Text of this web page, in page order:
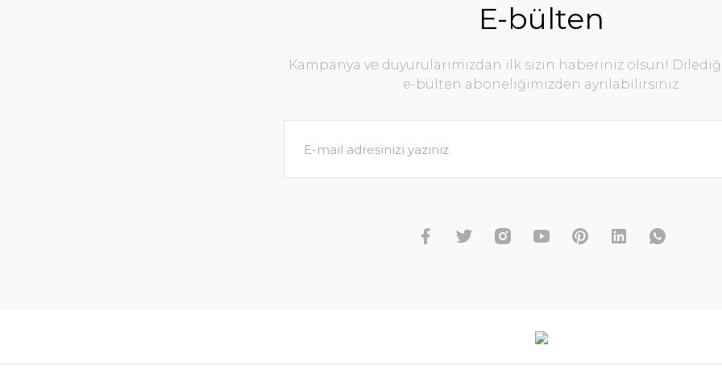
E-bülten
Kampanya ve duyurularımızdan ilk sizin haberiniz olsun!
e-bülten aboneliğimizden ayrılabilirsiniz.